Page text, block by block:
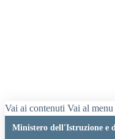
Vai ai contenuti Vai al
Ministero dell'Istruzione e